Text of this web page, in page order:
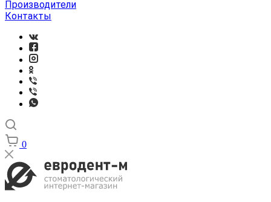
Производители
Контакты
0